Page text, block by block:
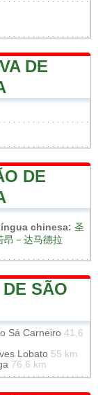
DE
DE
chinesa: 圣
昂－达马德拉
SÃO
Sá Carneiro 41.6
Lobato 55 km
76.6 km